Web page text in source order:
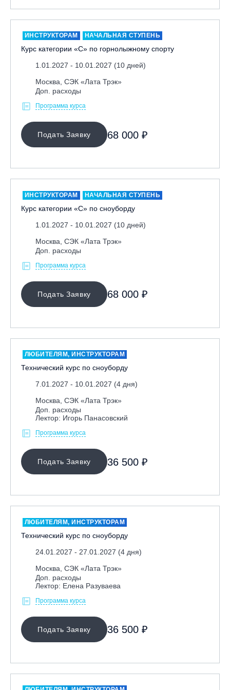
Москва, Парк «Ходынское поле»
Москва, Скалодром "Атмосфера"
Московская обл., ВГК «Лисья Гора»
Московская обл., ГК Леонида Тягачёва
Московская обл., п. Чулково, ГК «Гая Северина»
Московская обл., Сергиев Посад, вейк парк Boardberry
Новосибирск, ГЛК «Горский»
Пермский край., ГЛЦ «Губаха»
Пермь, ГК «Жебреи»
Приморский край, ГЛК «Медвежья Долина»
Республика Алтай, ВК «Манжерок»
«Абзаково»
Самара, ГЛК «СОК»
Санкт-Петербург, Скейт-парк под мостом Бетанкура
Сочи, ГК «Роза Хутор»
Уфа,СШОР ПО БИАТЛОНУ РБ
Челябинская обл., Миасс, Вейк-клуб «Мастер»
Чусовой, ГК «Такман»
Южно-Сахалинск, СТК «Горный воздух»
Ярославль, СП «Изгиб»
ИНСТРУКТОРАМ НАЧАЛЬНАЯ СТУПЕНЬ
Курс категории «С» по горнолыжному спорту
1.01.2027 - 10.01.2027 (10 дней)
Москва, СЭК «Лата Трэк»
Доп. расходы
Программа курса
Подать Заявку 68 000 ₽
ИНСТРУКТОРАМ НАЧАЛЬНАЯ СТУПЕНЬ
Курс категории «С» по сноуборду
1.01.2027 - 10.01.2027 (10 дней)
Москва, СЭК «Лата Трэк»
Доп. расходы
Программа курса
Подать Заявку 68 000 ₽
ЛЮБИТЕЛЯМ, ИНСТРУКТОРАМ
Технический курс по сноуборду
7.01.2027 - 10.01.2027 (4 дня)
Москва, СЭК «Лата Трэк»
Доп. расходы
Лектор: Игорь Панасовский
Программа курса
Подать Заявку 36 500 ₽
ЛЮБИТЕЛЯМ, ИНСТРУКТОРАМ
Технический курс по сноуборду
24.01.2027 - 27.01.2027 (4 дня)
Москва, СЭК «Лата Трэк»
Доп. расходы
Лектор: Елена Разуваева
Программа курса
Подать Заявку 36 500 ₽